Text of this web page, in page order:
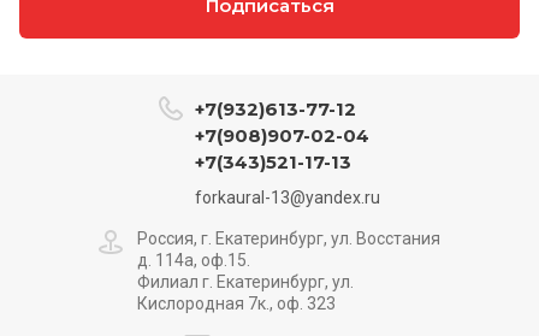
Подписаться
+7(932)613-77-12
+7(908)907-02-04
+7(343)521-17-13
forkaural-13@yandex.ru
Россия, г. Екатеринбург, ул. Восстания
д. 114а, оф.15.
Филиал г. Екатеринбург, ул.
Кислородная 7к., оф. 323